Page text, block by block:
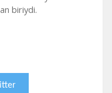
biriydi.